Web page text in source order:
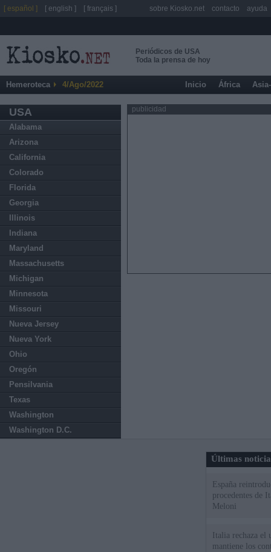
Periódicos de USA
Toda la prensa de hoy
Hemeroteca 4/Ago/2022 Inicio África
USA
Alabama
Arizona
California
Colorado
Florida
Georgia
Illinois
Indiana
Maryland
Massachusetts
Michigan
Minnesota
Missouri
Nueva Jersey
Nueva York
Ohio
Oregón
Pensilvania
Texas
Washington
Washington D.C.
publicidad
Últimas
España
procedentes de
Meloni
Italia rechaza
mantiene los
[ español ] [ english ] [ français ] sobre Kiosko.net contacto ayuda